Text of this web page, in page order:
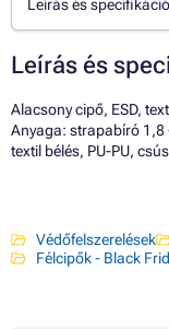
Leírás és
Leírás és
Alacsony cipő, ESD,
Anyaga: strapabíró 1,8
textil bélés, PU-PU,
Védőfelszerelések
Félcipők - Black